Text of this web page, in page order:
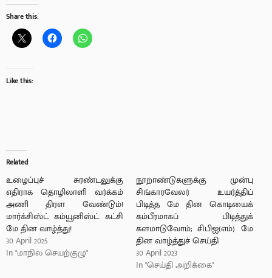
Share this:
Like this:
Related
உழைப்புச் சுரண்டலுக்கு
எதிராக தொழிலாளி வர்க்கம்
அணி திரள வேண்டும்!
மார்க்சிஸ்ட் கம்யூனிஸ்ட் கட்சி
மே தின வாழ்த்து!
30 April 2025
In "மாநில செயற்குழு"
நூறாண்டுகளுக்கு முன்பு
சிங்காரவேலர் உயர்த்திப்
பிடித்த மே தின கொடியைக்
கம்பீரமாகப் பிடித்துக்
களமாடுவோம்; சிபிஐ(எம்) மே
தின வாழ்த்துச் செய்தி
30 April 2023
In "செய்தி அறிக்கை"